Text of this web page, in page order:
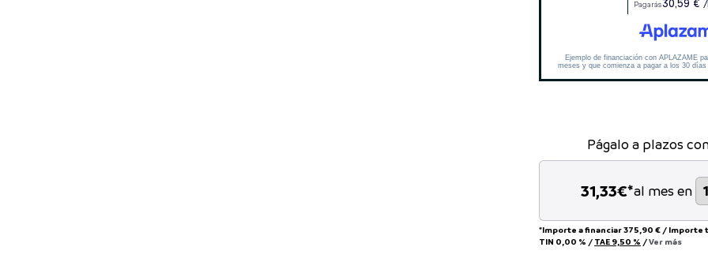
Págalo a plazos
31,33€*al mes en
*Importe a financiar375,90 € / Importe
TIN 0,00 % / TAE 9,50 % /Ver más